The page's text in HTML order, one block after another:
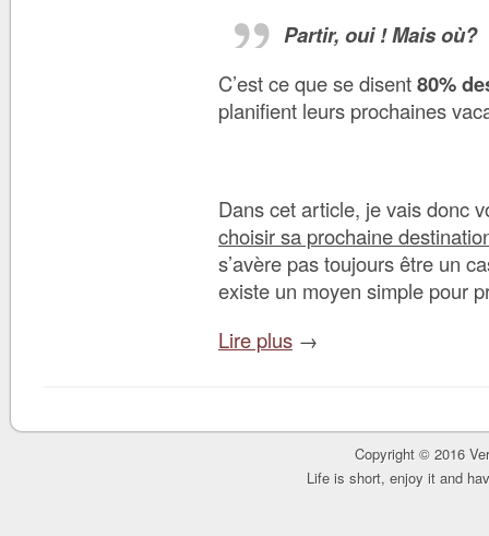
Partir, oui ! Mais où?
C’est ce que se disent80%
planifient leurs prochaines
Dans cet article, je vais donc
choisir sa prochaine
s’avère pas toujours être un
existe un moyen simple pour
Lire plus →
Copyright © 2016
Life is short, enjoy it and